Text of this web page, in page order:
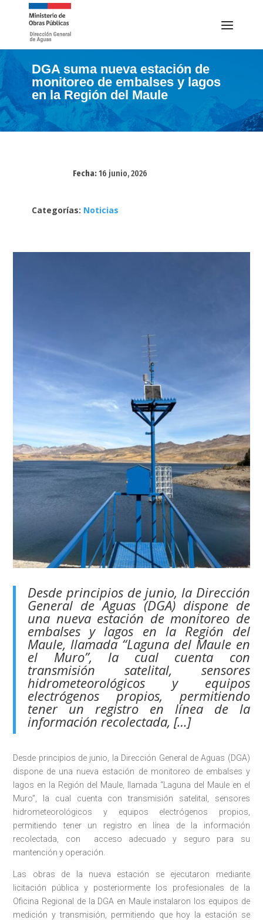
DGA suma nueva estación de
monitoreo de embalses y lagos
en la Región del Maule
Fecha:16 junio, 2026
Categorías: Noticias
Desde principios de junio, la Dirección
General de Aguas (DGA) dispone de
una nueva estación de monitoreo de
embalses y lagos en la Región del
Maule, llamada “Laguna del Maule en
el Muro”, la cual cuenta con
transmisión satelital, sensores
hidrometeorológicos y equipos
electrógenos propios, permitiendo
tener un registro en línea de la
información recolectada, […]
Desde principios de junio, la Dirección General de Aguas (DGA)
dispone de una nueva estación de monitoreo de embalses y
lagos en la Región del Maule, llamada “Laguna del Maule en el
Muro”, la cual cuenta con transmisión satelital, sensores
hidrometeorológicos y equipos electrógenos propios,
permitiendo tener un registro en línea de la información
recolectada, con acceso adecuado y seguro para su
mantención y operación.
Las obras de la nueva estación se ejecutaron mediante
licitación pública y posteriormente los profesionales de la
Oficina Regional de la DGA en Maule instalaron los equipos de
medición y transmisión, permitiendo que hoy la estación se